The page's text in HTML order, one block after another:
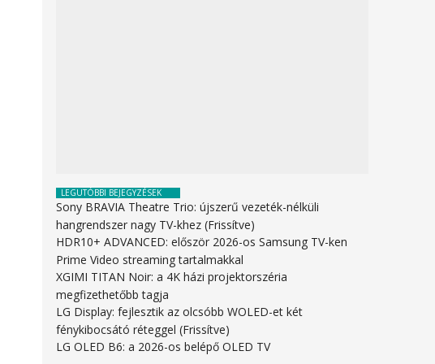
LEGUTÓBBI BEJEGYZÉSEK
Sony BRAVIA Theatre Trio: újszerű vezeték-nélküli
hangrendszer nagy TV-khez (Frissítve)
HDR10+ ADVANCED: először 2026-os Samsung TV-ken
Prime Video streaming tartalmakkal
XGIMI TITAN Noir: a 4K házi projektorszéria
megfizethetőbb tagja
LG Display: fejlesztik az olcsóbb WOLED-et két
fénykibocsátó réteggel (Frissítve)
LG OLED B6: a 2026-os belépő OLED TV